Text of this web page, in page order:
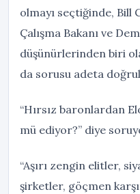
olmayı seçtiğinde, Bill
Çalışma Bakanı ve
düşünürlerinden biri
da sorusu adeta
“Hırsız baronlardan
mü ediyor?” diye
“Aşırı zengin elitler,
şirketler, göçmen